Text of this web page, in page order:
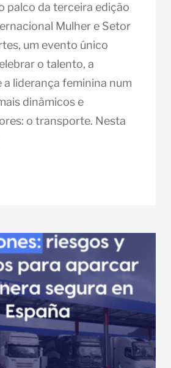
palco da terceira edição
Mulher e Setor
um evento único
o talento, a
a liderança feminina num
dinâmicos e
o transporte. Nesta